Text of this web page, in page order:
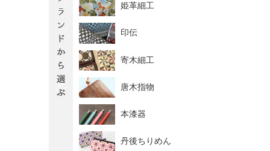
姫革細工
印伝
寄木細工
唐木指物
本漆器
丹後ちりめん